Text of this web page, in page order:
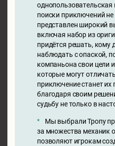
однопользовательская
поиски приключений
представлен широкий
включая набор из
придётся решать, кому
наблюдать с опаской,
компаньона свои цели
которые могут
приключение станет
благодаря своим
судьбу не только в
Мы выбрали Тропу
за множества механик
позволяют игрокам